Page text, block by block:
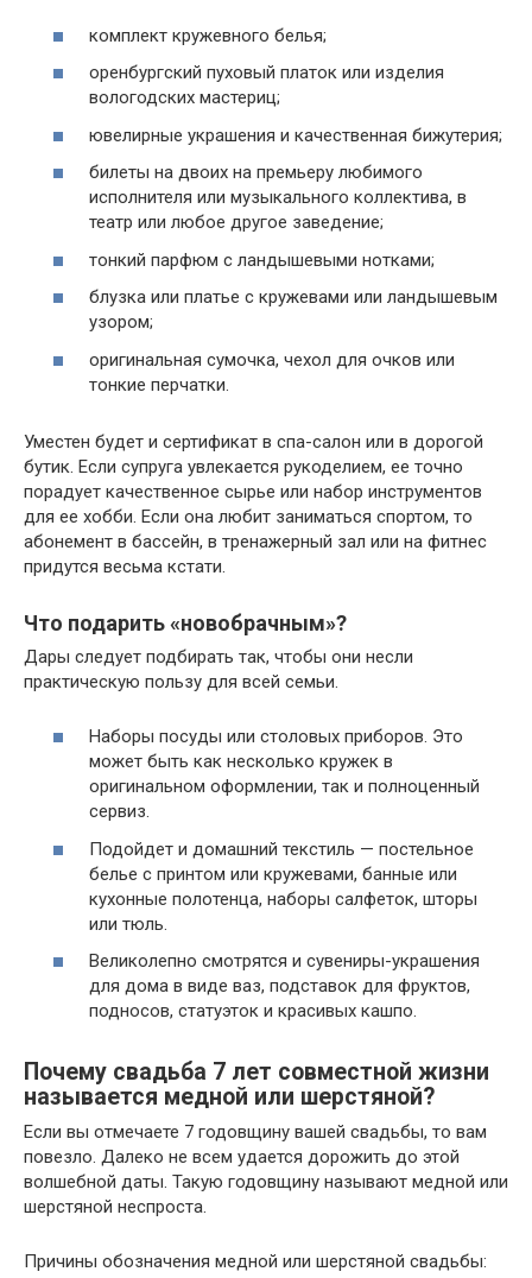
комплект кружевного белья;
оренбургский пуховый платок или изделия
вологодских мастериц;
ювелирные украшения и качественная бижутерия;
билеты на двоих на премьеру любимого
исполнителя или музыкального коллектива, в
театр или любое другое заведение;
тонкий парфюм с ландышевыми нотками;
блузка или платье с кружевами или ландышевым
узором;
оригинальная сумочка, чехол для очков или
тонкие перчатки.
Уместен будет и сертификат в спа-салон или в дорогой
бутик. Если супруга увлекается рукоделием, ее точно
порадует качественное сырье или набор инструментов
для ее хобби. Если она любит заниматься спортом, то
абонемент в бассейн, в тренажерный зал или на фитнес
придутся весьма кстати.
Что подарить «новобрачным»?
Дары следует подбирать так, чтобы они несли
практическую пользу для всей семьи.
Наборы посуды или столовых приборов. Это
может быть как несколько кружек в
оригинальном оформлении, так и полноценный
сервиз.
Подойдет и домашний текстиль — постельное
белье с принтом или кружевами, банные или
кухонные полотенца, наборы салфеток, шторы
или тюль.
Великолепно смотрятся и сувениры-украшения
для дома в виде ваз, подставок для фруктов,
подносов, статуэток и красивых кашпо.
Почему свадьба 7 лет совместной жизни
называется медной или шерстяной?
Если вы отмечаете 7 годовщину вашей свадьбы, то вам
повезло. Далеко не всем удается дорожить до этой
волшебной даты. Такую годовщину называют медной или
шерстяной неспроста.
Причины обозначения медной или шерстяной свадьбы: